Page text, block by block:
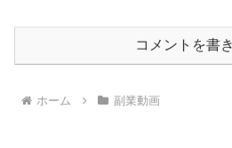
コメントを書
ホーム 副業動画